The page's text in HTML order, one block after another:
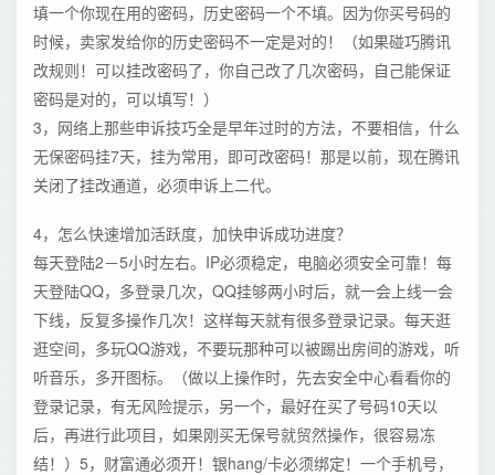
填一个你现在用的密码，历史密码一个不填。因为你买号码的
时候，卖家发给你的历史密码不一定是对的！（如果碰巧腾讯
改规则！可以挂改密码了，你自己改了几次密码，自己能保证
密码是对的，可以填写！）
3，网络上那些申诉技巧全是早年过时的方法，不要相信，什么
无保密码挂7天，挂为常用，即可改密码！那是以前，现在腾讯
关闭了挂改通道，必须申诉上二代。
4，怎么快速增加活跃度，加快申诉成功进度？
每天登陆2－5小时左右。IP必须稳定，电脑必须安全可靠！每
天登陆QQ，多登录几次，QQ挂够两小时后，就一会上线一会
下线，反复多操作几次！这样每天就有很多登录记录。每天逛
逛空间，多玩QQ游戏，不要玩那种可以被踢出房间的游戏，听
听音乐，多开图标。（做以上操作时，先去安全中心看看你的
登录记录，有无风险提示，另一个，最好在买了号码10天以
后，再进行此项目，如果刚买无保号就贸然操作，很容易冻
结！）5，财富通必须开！银hang/卡必须绑定！一个手机号，